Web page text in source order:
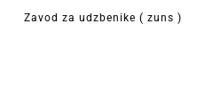
Zavod za udzbenike ( zuns )